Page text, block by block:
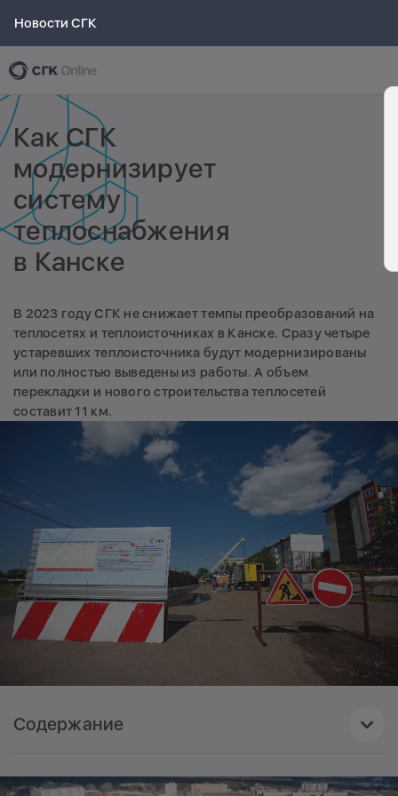
Новости СГК
Как СГК
модернизирует
систему
теплоснабжения
в Канске
В 2023 году СГК не снижает темпы преобразований на
теплосетях и теплоисточниках в Канске. Сразу четыре
устаревших теплоисточника будут модернизированы
или полностью выведены из работы. А объем
перекладки и нового строительства теплосетей
составит 11 км.
Содержание
1 Город и его главный теплоисточник